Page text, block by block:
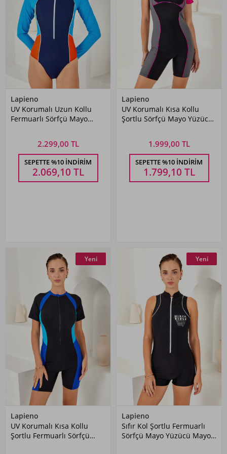
Lapieno
UV Korumalı Uzun Kollu
Fermuarlı Sörfçü Mayo
2.299,00 TL
SEPETTE %10 İNDIRIM
2.069,10 TL
Lapieno
UV Korumalı Kısa Kollu
Şortlu Sörfçü Mayo Yüzücü
1.999,00 TL
SEPETTE %10 İNDIRIM
1.799,10 TL
Yeni
Lapieno
UV Korumalı Kısa Kollu
Şortlu Fermuarlı Sörfçü
Yeni
Lapieno
Sıfır Kol Şortlu Fermuarlı
Sörfçü Mayo Yüzücü Mayo